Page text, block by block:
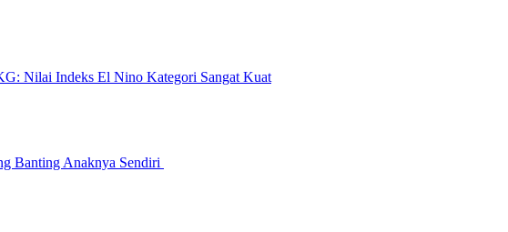
Nilai Indeks El Nino Kategori Sangat Kuat
Banting Anaknya Sendiri